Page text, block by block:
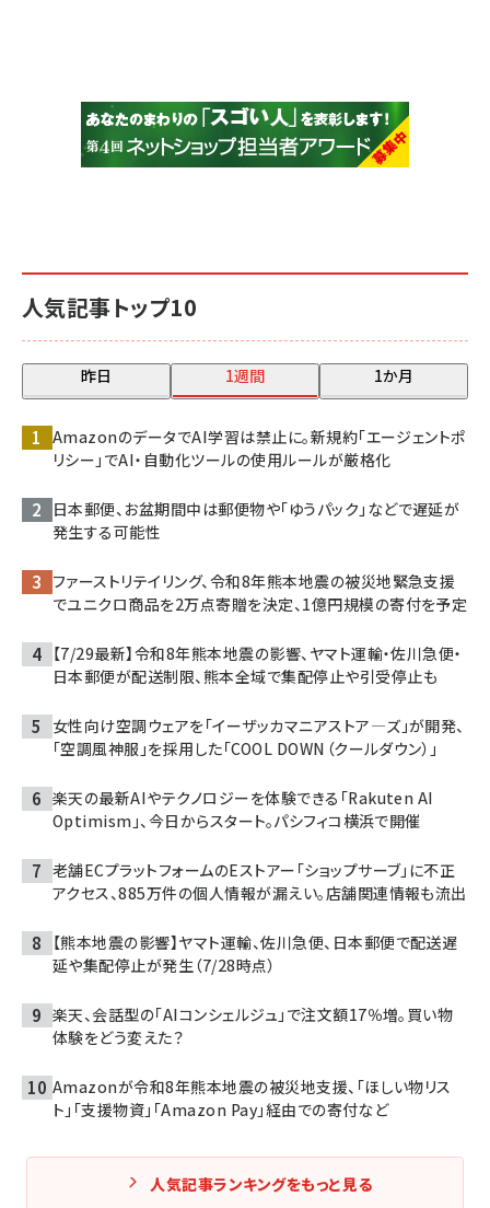
人気記事トップ10
昨日 1週間 1か月
AmazonのデータでAI学習は禁止に。新規約「エージェントポ
リシー」でAI・自動化ツールの使用ルールが厳格化
日本郵便、お盆期間中は郵便物や「ゆうパック」などで遅延が
発生する可能性
ファーストリテイリング、令和8年熊本地震の被災地緊急支援
でユニクロ商品を2万点寄贈を決定、1億円規模の寄付を予定
【7/29最新】令和8年熊本地震の影響、ヤマト運輸・佐川急便・
日本郵便が配送制限、熊本全域で集配停止や引受停止も
女性向け空調ウェアを「イーザッカマニアストア―ズ」が開発、
「空調風神服」を採用した「COOL DOWN（クールダウン）」
楽天の最新AIやテクノロジーを体験できる「Rakuten AI
Optimism」、今日からスタート。パシフィコ横浜で開催
老舗ECプラットフォームのEストアー「ショップサーブ」に不正
アクセス、885万件の個人情報が漏えい。店舗関連情報も流出
【熊本地震の影響】ヤマト運輸、佐川急便、日本郵便で配送遅
延や集配停止が発生（7/28時点）
楽天、会話型の「AIコンシェルジュ」で注文額17％増。買い物
体験をどう変えた？
Amazonが令和8年熊本地震の被災地支援、「ほしい物リス
ト」「支援物資」「Amazon Pay」経由での寄付など
人気記事ランキングをもっと見る